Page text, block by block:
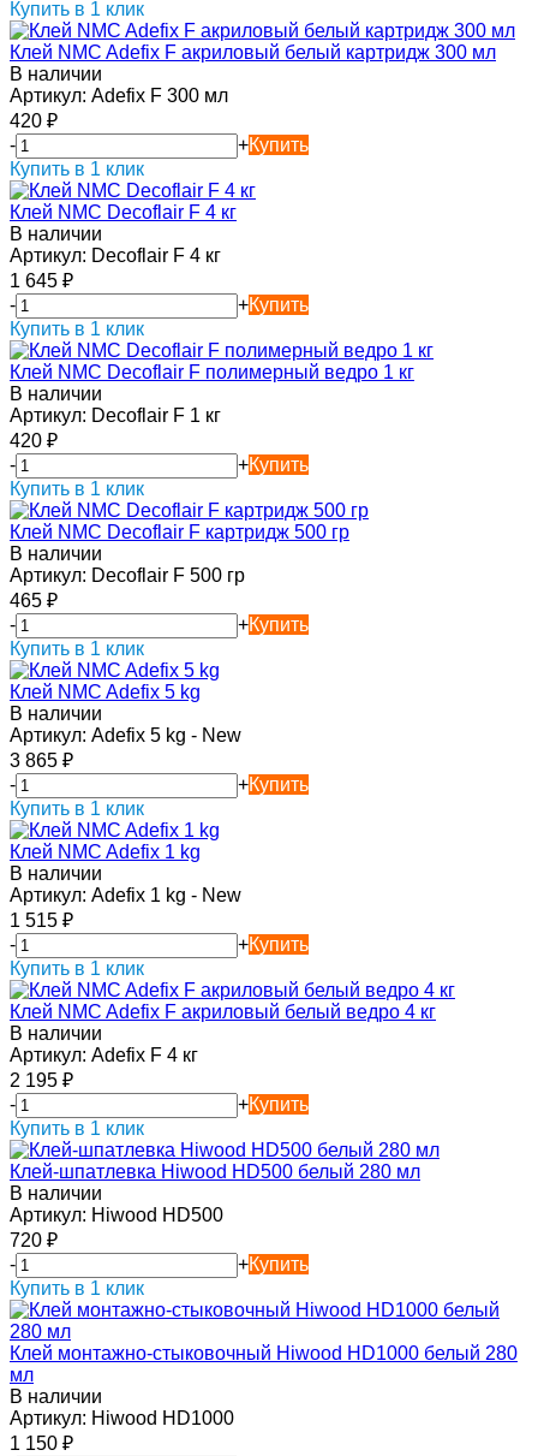
Купить в 1 клик
Клей NMC Adefix F акриловый белый картридж 300 мл
В наличии
Артикул: Adefix F 300 мл
420 ₽
-
+Купить
Купить в 1 клик
Клей NMC Decoflair F 4 кг
В наличии
Артикул: Decoflair F 4 кг
1 645 ₽
-
+Купить
Купить в 1 клик
Клей NMC Decoflair F полимерный ведро 1 кг
В наличии
Артикул: Decoflair F 1 кг
420 ₽
-
+Купить
Купить в 1 клик
Клей NMC Decoflair F картридж 500 гр
В наличии
Артикул: Decoflair F 500 гр
465 ₽
-
+Купить
Купить в 1 клик
Клей NMC Adefix 5 kg
В наличии
Артикул: Adefix 5 kg - New
3 865 ₽
-
+Купить
Купить в 1 клик
Клей NMC Adefix 1 kg
В наличии
Артикул: Adefix 1 kg - New
1 515 ₽
-
+Купить
Купить в 1 клик
Клей NMC Adefix F акриловый белый ведро 4 кг
В наличии
Артикул: Adefix F 4 кг
2 195 ₽
-
+Купить
Купить в 1 клик
Клей-шпатлевка Hiwood HD500 белый 280 мл
В наличии
Артикул: Hiwood HD500
720 ₽
-
+Купить
Купить в 1 клик
Клей монтажно-стыковочный Hiwood HD1000 белый 280
мл
В наличии
Артикул: Hiwood HD1000
1 150 ₽